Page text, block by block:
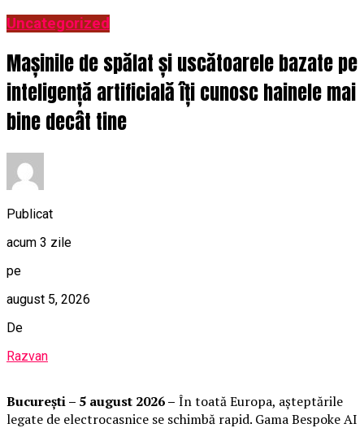
Uncategorized
Mașinile de spălat și uscătoarele bazate pe
inteligență artificială îți cunosc hainele mai
bine decât tine
Publicat
acum 3 zile
pe
august 5, 2026
De
Razvan
București – 5 august 2026 – În toată Europa, așteptările
legate de electrocasnice se schimbă rapid. Gama Bespoke AI